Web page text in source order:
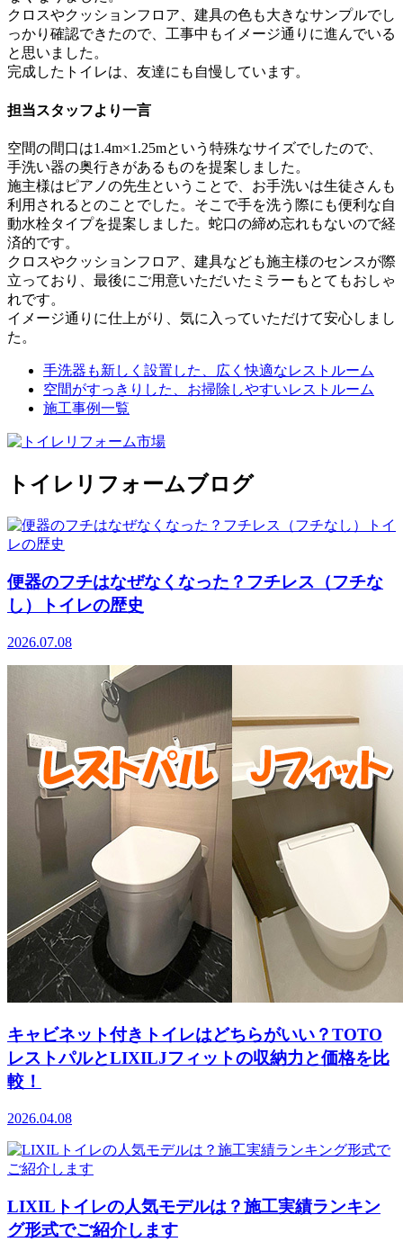
クロスやクッションフロア、建具の色も大きなサンプルでし
っかり確認できたので、工事中もイメージ通りに進んでいる
と思いました。
完成したトイレは、友達にも自慢しています。
担当スタッフより一言
空間の間口は1.4m×1.25mという特殊なサイズでしたので、
手洗い器の奥行きがあるものを提案しました。
施主様はピアノの先生ということで、お手洗いは生徒さんも
利用されるとのことでした。そこで手を洗う際にも便利な自
動水栓タイプを提案しました。蛇口の締め忘れもないので経
済的です。
クロスやクッションフロア、建具なども施主様のセンスが際
立っており、最後にご用意いただいたミラーもとてもおしゃ
れです。
イメージ通りに仕上がり、気に入っていただけて安心しまし
た。
手洗器も新しく設置した、広く快適なレストルーム
空間がすっきりした、お掃除しやすいレストルーム
施工事例一覧
トイレリフォームブログ
便器のフチはなぜなくなった？フチレス（フチな
し）トイレの歴史
2026.07.08
キャビネット付きトイレはどちらがいい？TOTO
レストパルとLIXILJフィットの収納力と価格を比
較！
2026.04.08
LIXILトイレの人気モデルは？施工実績ランキン
グ形式でご紹介します